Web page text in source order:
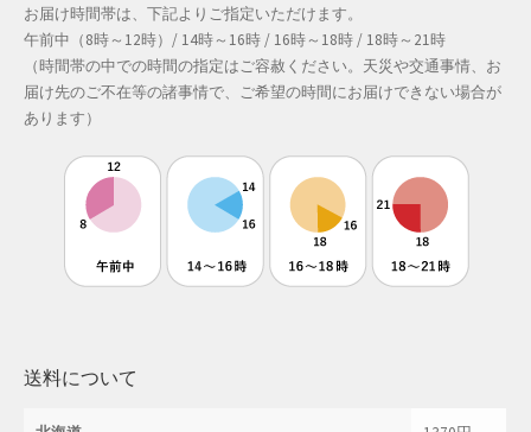
春の新生活応援
春服ファッション特集
母の日特集
父の日特集
特定商取引法に基づく表記
お届け時間帯は、下記よりご指定いただけます。
午前中（8時～12時）/ 14時～16時 / 16時～18時 / 18時～21時
（時間帯の中での時間の指定はご容赦ください。天災や交通事情、お
届け先のご不在等の諸事情で、ご希望の時間にお届けできない場合が
あります）
送料について